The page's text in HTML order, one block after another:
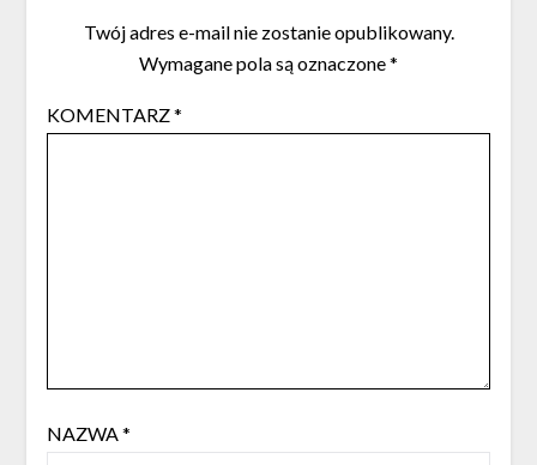
Twój adres e-mail nie zostanie opublikowany.
Wymagane pola są oznaczone*
KOMENTARZ*
NAZWA*